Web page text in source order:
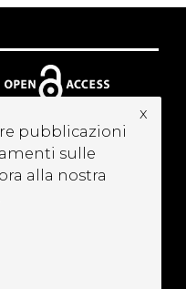
pubblicazioni
sulle
alla nostra
x